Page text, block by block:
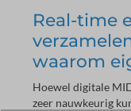
Real-time
waarom
Hoewel digitale
zeer nauwkeurig